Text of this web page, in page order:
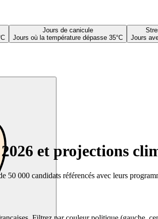
Jours de canicule
Jours où la température dépasse 35°C
Jours
et projections
000 candidats référencés avec leurs